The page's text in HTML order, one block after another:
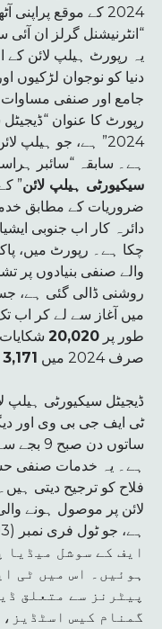
2024 کے موقع
“انٹرنیشنل گرلز ان
یہ رپورٹ ہیلپ لائن
دنیا کو نوجوان لڑکیوں
جامع اور صنفی مساوات
رپورٹ کا عنوان
2024” ہے، جو ہیلپ
ہے۔ سابقہ “سائبر
سیکیورٹی ہیلپ لائن”
ضروریات کے مطابق
دائرہ کار اب جنوبی
چکا ہے۔ رپورٹ میں،
والے صنفی بنیادوں پر
میں آغاز سے لے کر اب
طور پر 20,020
صرف 2024 میں
3,171
ڈیجیٹل سیکیورٹی
ٹی ایف جی بی وی اور
ہے۔ یہ خدمات صنفی
لائن پر موصول ہونے
ایف کے سوشل میڈیا
ہوئیں۔ اس میں ٹی
پیٹرنز سے متعلق
گمنام کیس